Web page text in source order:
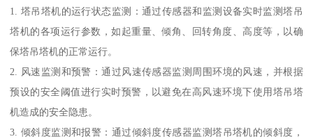
1. 塔吊塔机的运行状态监测：通过传感器和监测设备实时监测塔吊
塔机的各项运行参数，如起重量、倾角、回转角度、高度等，以确
保塔吊塔机的正常运行。
2. 风速监测和预警：通过风速传感器监测周围环境的风速，并根据
预设的安全阈值进行实时预警，以避免在高风速环境下使用塔吊塔
机造成的安全隐患。
3. 倾斜度监测和报警：通过倾斜度传感器监测塔吊塔机的倾斜度，